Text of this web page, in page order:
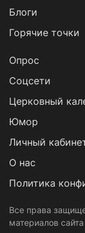
Блоги
Горячие точки
Опрос
Cоцсети
Церковный
Юмор
Личный
О нас
Политика
Все права
материалов